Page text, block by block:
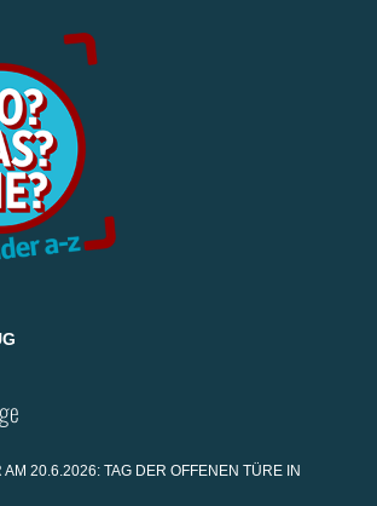
20.6.2026: TAG DER OFFENEN TÜRE IN